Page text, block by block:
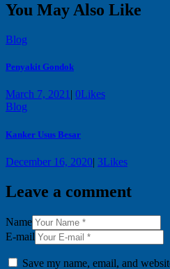
You May Also Like
Blog
Penyakit Gondok
March 7, 2021 | 0Likes
Blog
Kanker Usus Besar
December 16, 2020| 3Likes
Leave a comment
Name
E-mail
Save my name, email, and